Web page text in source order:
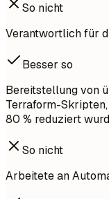
So nicht
Verantwortlich für
Besser so
Bereitstellung von
Terraform-
80 % reduziert
So nicht
Arbeitete an